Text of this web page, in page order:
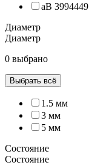
аВ 3994449
Диаметр
Диаметр
0 выбрано
Выбрать всё
1.5 мм
3 мм
5 мм
Состояние
Состояние